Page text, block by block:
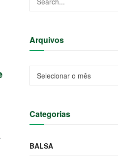
Arquivos
Arquivos
Selecionar o mês
Categorias
BALSA